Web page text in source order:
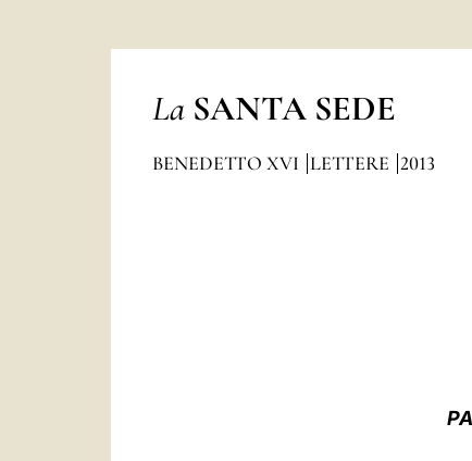
La SANTA SEDE
BENEDETTO XVI LETTERE 2013